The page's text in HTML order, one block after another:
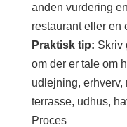
anden vurdering
restaurant eller en
Praktisk tip: Skriv
om der er tale om
udlejning,
terrasse, udhus,
Proces